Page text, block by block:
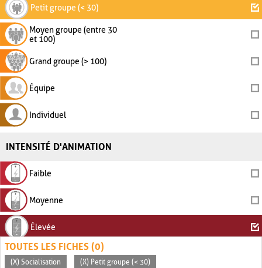
Petit groupe (< 30)
Moyen groupe (entre 30
et 100)
Grand groupe (> 100)
Équipe
Individuel
INTENSITÉ D'ANIMATION
Faible
Moyenne
Élevée
TOUTES LES FICHES (0)
(X) Socialisation (X) Petit groupe (< 30)